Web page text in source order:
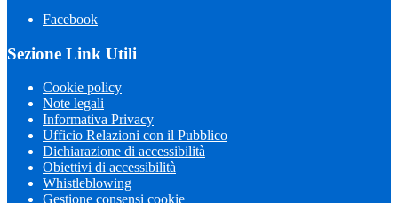
Facebook
Sezione Link Utili
Cookie policy
Note legali
Informativa Privacy
Ufficio Relazioni con il Pubblico
Dichiarazione di accessibilità
Obiettivi di accessibilità
Whistleblowing
Gestione consensi cookie